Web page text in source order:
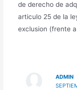
de derecho de
articulo 25 de la
exclusion (frente
ADMIN